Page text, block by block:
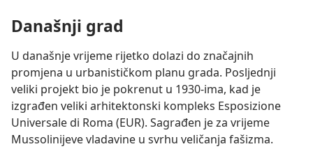
Današnji grad
U današnje vrijeme rijetko dolazi do značajnih
promjena u urbanističkom planu grada. Posljednji
veliki projekt bio je pokrenut u 1930-ima, kad je
izgrađen veliki arhitektonski kompleks Esposizione
Universale di Roma (EUR). Sagrađen je za vrijeme
Mussolinijeve vladavine u svrhu veličanja fašizma.